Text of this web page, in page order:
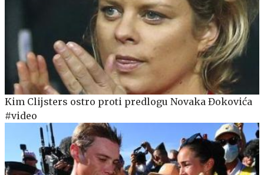
Kim Clijsters ostro proti predlogu Novaka Đokovića
#video